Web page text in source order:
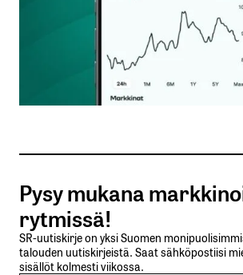
Nimesi tai nimimerkkisi
Sähköpostiosoitteesi
Tilaa SalkunRakentajan uutiskirje
Lähetä kommentti
Pysy mukana
rytmissä!
SR-uutiskirje on yksi Suomen
talouden uutiskirjeistä. Saat sähköpostiisi
sisällöt kolmesti viikossa.